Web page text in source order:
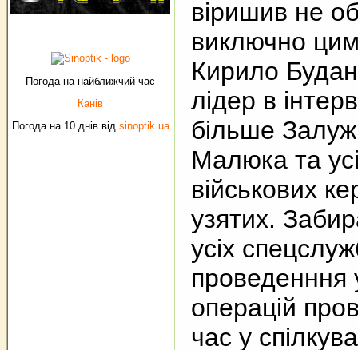
Погода на найближчий час
Канів
Погода на 10 днів від sinoptik.ua
віришив не
виключно цим
Кирило
лідер в
більше
Малюка та
військових
узятих.
усіх
проведенння
операцій
час у